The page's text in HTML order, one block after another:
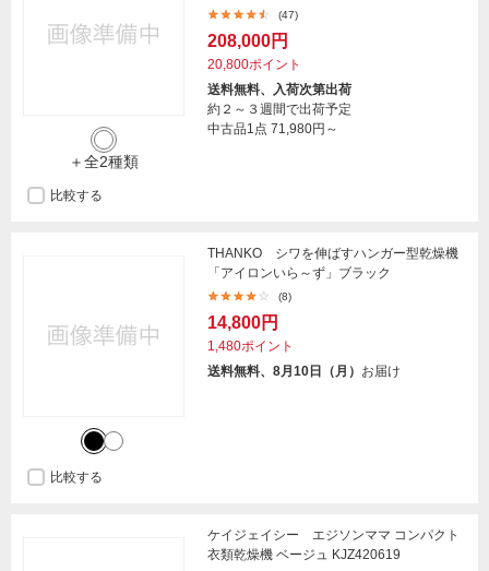
＋全2種類
(47)
208,000円
20,800ポイント
送料無料、入荷次第出荷
約２～３週間で出荷予定
中古品1点 71,980円～
比較する
THANKO シワを伸ばすハンガー型乾燥機
「アイロンいら～ず」ブラック
(8)
14,800円
1,480ポイント
送料無料、8月10日（月） お届け
比較する
ケイジェイシー エジソンママ コンパクト
衣類乾燥機 ベージュ KJZ420619